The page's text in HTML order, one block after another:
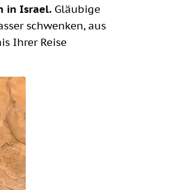
in Israel. Gläubige
schwenken, aus
Ihrer Reise